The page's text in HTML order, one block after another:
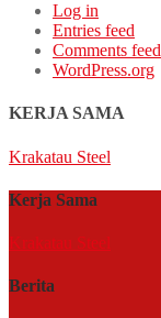
Log in
Entries feed
Comments feed
WordPress.org
KERJA SAMA
Krakatau Steel
Kerja Sama
Krakatau Steel
Berita